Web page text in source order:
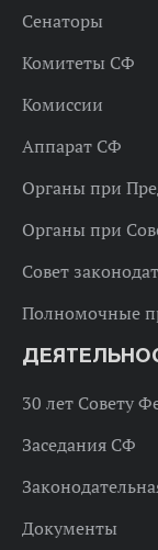
Сенаторы
Комитеты СФ
Комиссии
Аппарат СФ
Органы при
Органы при
Совет
Полномочные
30 лет Совету
Заседания СФ
Документы